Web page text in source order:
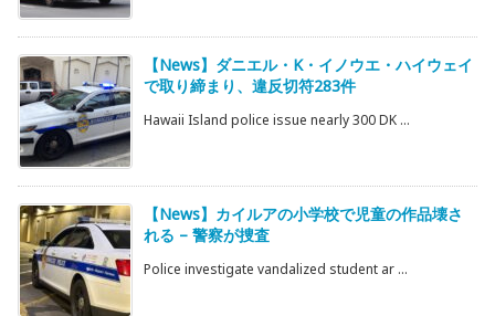
【News】ダニエル・K・イノウエ・ハイウェイ
で取り締まり、違反切符283件
Hawaii Island police issue nearly 300 DK ...
【News】カイルアの小学校で児童の作品壊さ
れる – 警察が捜査
Police investigate vandalized student ar ...